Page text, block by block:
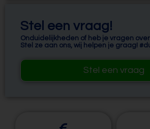
Stel een vraag!
Onduidelijkheden of heb je vragen
Stel ze aan ons, wij helpen je graag!
Stel een vraag